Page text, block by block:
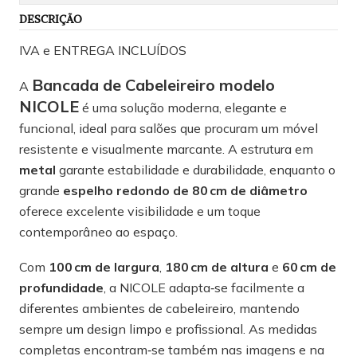
DESCRIÇÃO
IVA e ENTREGA INCLUÍDOS
A Bancada de Cabeleireiro modelo
NICOLE é uma solução moderna, elegante e
funcional, ideal para salões que procuram um móvel
resistente e visualmente marcante. A estrutura em
metal garante estabilidade e durabilidade, enquanto o
grande espelho redondo de 80 cm de diâmetro
oferece excelente visibilidade e um toque
contemporâneo ao espaço.
Com 100 cm de largura, 180 cm de altura e 60 cm de
profundidade, a NICOLE adapta‑se facilmente a
diferentes ambientes de cabeleireiro, mantendo
sempre um design limpo e profissional. As medidas
completas encontram‑se também nas imagens e na